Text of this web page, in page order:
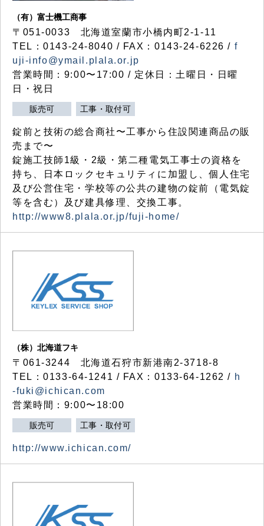
（有）富士機工商事
〒051-0033 北海道室蘭市小橋内町2-1-11
TEL：0143-24-8040 / FAX：0143-24-6226 / f
uji-info@ymail.plala.or.jp
営業時間：9:00〜17:00 / 定休日：土曜日・日曜
日・祝日
販売可 工事・取付可
錠前と技術の総合商社〜工事から住設関連商品の販
売まで〜
錠施工技師1級・2級・第二種電気工事士の資格を
持ち、日本ロックセキュリティに加盟し、個人住宅
及び公営住宅・学校等の公共の建物の錠前（電気錠
等を含む）及び建具修理、交換工事。
http://www8.plala.or.jp/fuji-home/
（株）北海道フキ
〒061-3244 北海道石狩市新港南2-3718-8
TEL：0133-64-1241 / FAX：0133-64-1262 / h
-fuki@ichican.com
営業時間：9:00〜18:00
販売可 工事・取付可
http://www.ichican.com/